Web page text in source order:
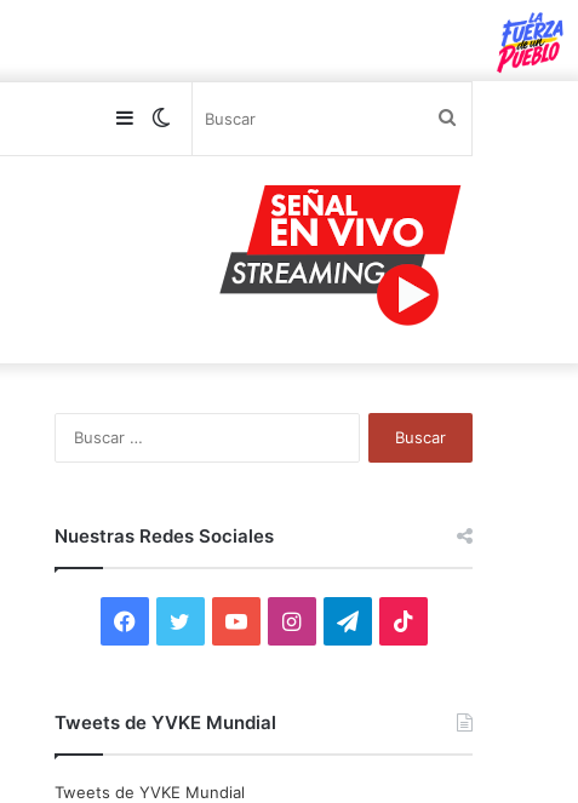
Switch
Sidebar
Nuestras Redes Sociales
F
c
i
Y
u
I
T
Tweets de YVKE Mundial
Tweets de YVKE Mundial